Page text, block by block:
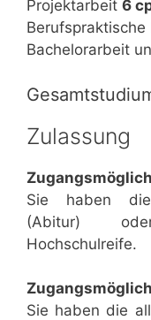
Projektarbeit 6
Berufspraktische
Bachelorarbeit
Zulassung
Sie haben die
(Abitur)
Hochschulreife.
Sie haben die